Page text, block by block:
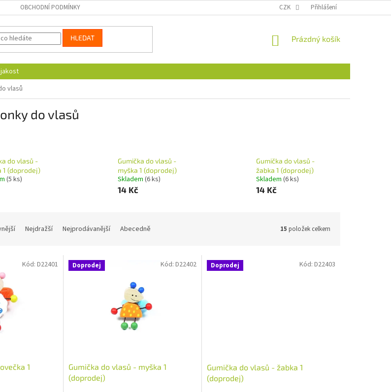
OBCHODNÍ PODMÍNKY CZK Přihlášení
HLEDAT
NÁKUPNÍ
Prázdný košík
vlasů
do vlasů
do vlasů -
1 (doprodej)
(5 ks)
Gumička do vlasů -
myška 1 (doprodej)
Skladem (6 ks)
14 Kč
Gumička do vlasů -
žabka 1 (doprodej)
Skladem (6 ks)
14 Kč
Nejdražší Nejprodávanější Abecedně 15 položek celkem
1
Kód: D22401 Doprodej
Gumička do vlasů - myška 1
(doprodej)
Kód: D22402 Doprodej
Gumička do vlasů - žabka 1
(doprodej)
Kód: D22403